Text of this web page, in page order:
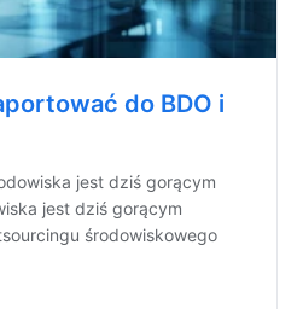
do BDO i
jest dziś gorącym
jest dziś gorącym
środowiskowego